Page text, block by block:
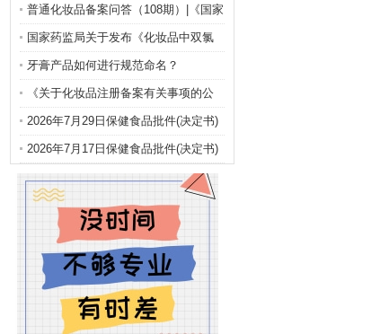
知
布化妆品强制性国家标准《化妆品 安
全通用要求》及官方解读
普通化妆品备案问答（108期）|《国家
药监局关于化妆品注册备案有关事项
的公告》问答
国家药监局关于发布《化妆品中双氯
芬酸钠的测定》等2项化妆品补充检验
方法的公告（2026年第72号）
牙膏产品如何进行规范命名？
《关于化妆品注册备案有关事项的公
告》问答
2026年7月29日保健食品批件(决定书)
待领取信息
2026年7月17日保健食品批件(决定书)
待领取信息